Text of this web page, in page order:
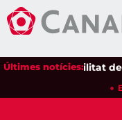
Últimes notícies:
La sensibilitat de